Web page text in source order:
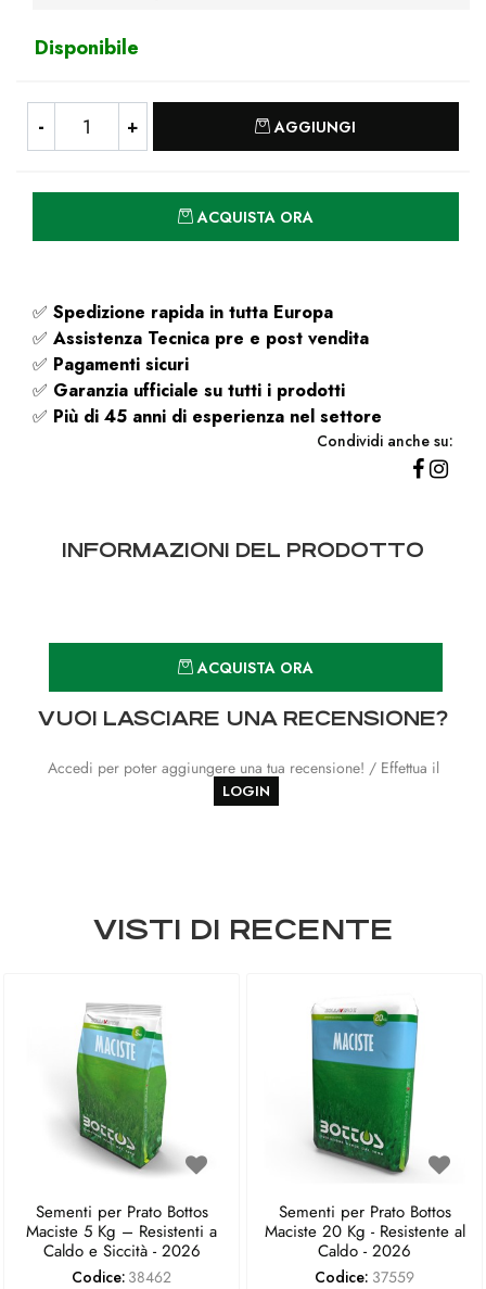
Disponibile
AGGIUNGI
ACQUISTA ORA
✅ Spedizione rapida in tutta Europa
✅ Assistenza Tecnica pre e post vendita
✅ Pagamenti sicuri
✅ Garanzia ufficiale su tutti i prodotti
✅ Più di 45 anni di esperienza nel settore
Condividi anche su:
INFORMAZIONI DEL PRODOTTO
ACQUISTA ORA
VUOI LASCIARE UNA RECENSIONE?
Accedi per poter aggiungere una tua recensione! / Effettua il
LOGIN
VISTI DI RECENTE
Sementi per Prato Bottos
Maciste 5 Kg – Resistenti a
Caldo e Siccità - 2026
Codice: 38462
Sementi per Prato Bottos
Maciste 20 Kg - Resistente al
Caldo - 2026
Codice: 37559